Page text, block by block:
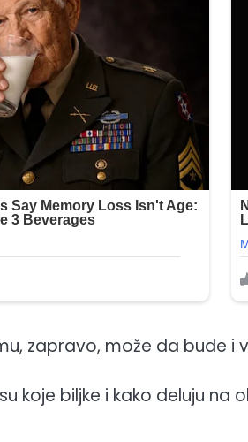
zapravo, može da bude i
koje biljke i kako deluju na